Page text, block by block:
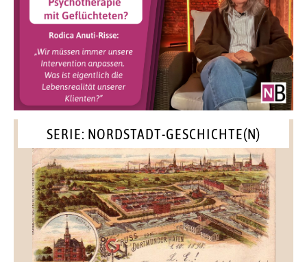
SERIE: NORDSTADT-GESCHICHTE(N)